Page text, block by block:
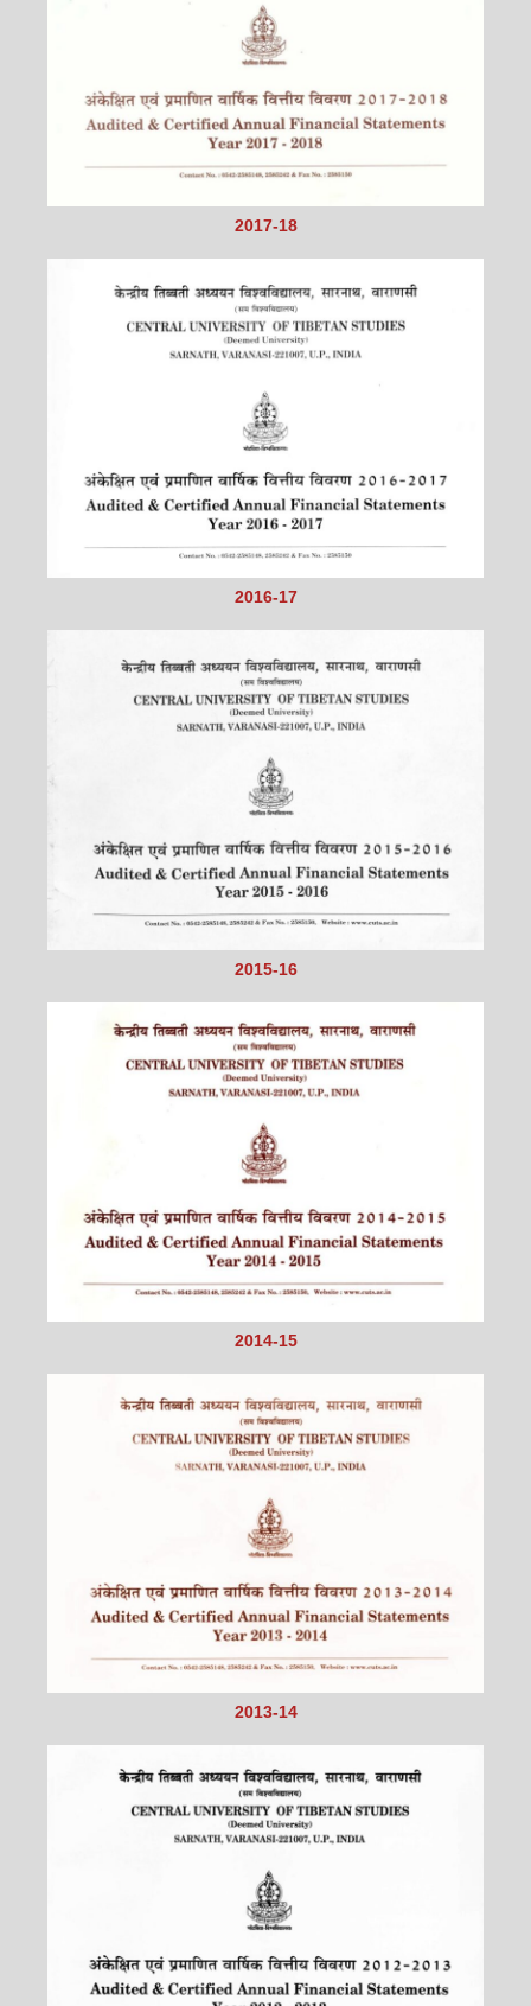
2017-18
2016-17
2015-16
2014-15
2013-14